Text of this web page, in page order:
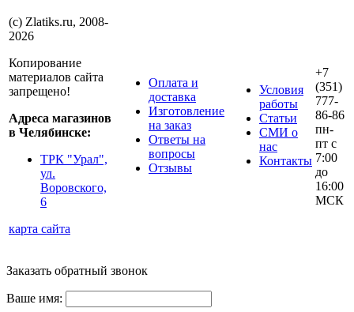
(с) Zlatiks.ru, 2008-
2026
Копирование
материалов сайта
запрещено!
Адреса магазинов
в Челябинске:
ТРК "Урал",
ул.
Воровского,
6
карта сайта
Оплата и
доставка
Изготовление
на заказ
Ответы на
вопросы
Отзывы
Условия
работы
Статьи
СМИ о
нас
Контакты
+7
(351)
777-
86-86
пн-
пт с
7:00
до
16:00
МСК
Заказать обратный звонок
Ваше имя: